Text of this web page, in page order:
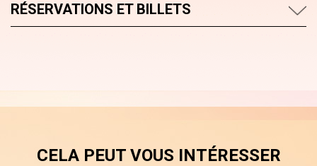
RÉSERVATIONS ET BILLETS
CELA PEUT VOUS INTÉRESSER